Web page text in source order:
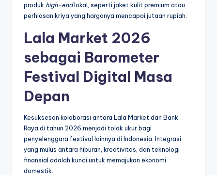
produk high-endlokal, seperti jaket kulit premium atau
perhiasan kriya yang harganya mencapai jutaan rupiah.
Lala Market 2026
sebagai Barometer
Festival Digital Masa
Depan
Kesuksesan kolaborasi antara Lala Market dan Bank
Raya di tahun 2026 menjadi tolak ukur bagi
penyelenggara festival lainnya di Indonesia. Integrasi
yang mulus antara hiburan, kreativitas, dan teknologi
finansial adalah kunci untuk memajukan ekonomi
domestik.